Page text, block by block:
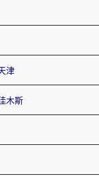
津
木斯